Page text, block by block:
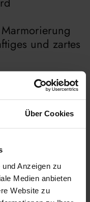
Über Cookies
Anzeigen zu
Medien anbieten
Website zu
und zartes
Injektion
<